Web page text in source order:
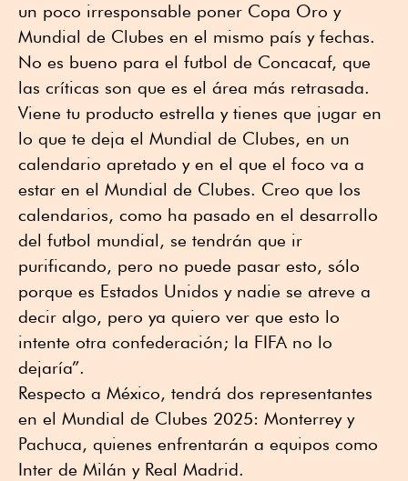
un poco irresponsable poner Copa Oro y
Mundial de Clubes en el mismo país y fechas.
No es bueno para el futbol de Concacaf, que
las críticas son que es el área más retrasada.
Viene tu producto estrella y tienes que jugar en
lo que te deja el Mundial de Clubes, en un
calendario apretado y en el que el foco va a
estar en el Mundial de Clubes. Creo que los
calendarios, como ha pasado en el desarrollo
del futbol mundial, se tendrán que ir
purificando, pero no puede pasar esto, sólo
porque es Estados Unidos y nadie se atreve a
decir algo, pero ya quiero ver que esto lo
intente otra confederación; la FIFA no lo
dejaría”.
Respecto a México, tendrá dos representantes
en el Mundial de Clubes 2025: Monterrey y
Pachuca, quienes enfrentarán a equipos como
Inter de Milán y Real Madrid.